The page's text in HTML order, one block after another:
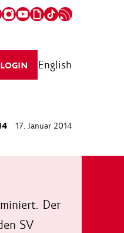
LOGIN English
17. Januar 2014
Der
SV